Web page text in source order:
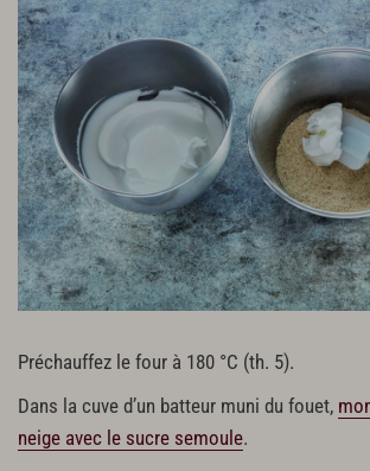
Sucre glace
Pistaches concassées
Préchauffez le four à 180 °C (th. 5).
Dans la cuve d’un batteur muni du fouet,
neige avec le sucre semoule.